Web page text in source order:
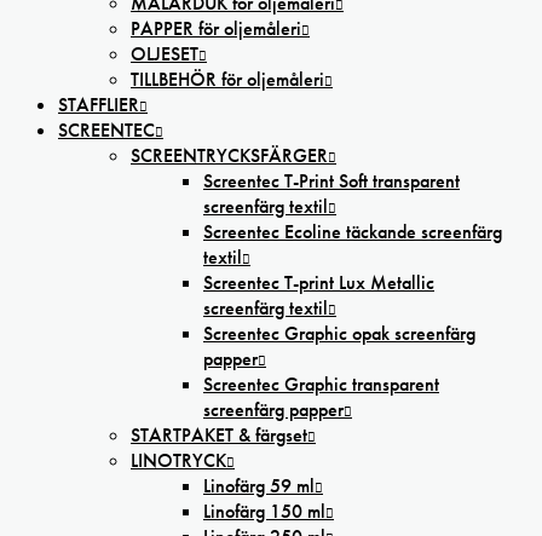
PAPPER för oljemåleri
OLJESET
TILLBEHÖR för oljemåleri
STAFFLIER
SCREENTEC
SCREENTRYCKSFÄRGER
Screentec T-Print Soft transparent
screenfärg textil
Screentec Ecoline täckande screenfärg
textil
Screentec T-print Lux Metallic
screenfärg textil
Screentec Graphic opak screenfärg
papper
Screentec Graphic transparent
screenfärg papper
STARTPAKET & färgset
LINOTRYCK
Linofärg 59 ml
Linofärg 150 ml